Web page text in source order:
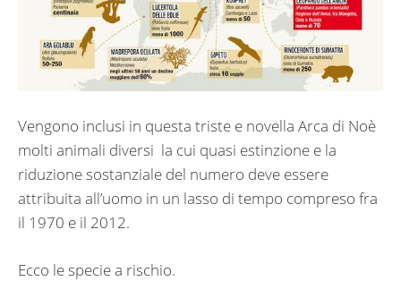
Vengono inclusi in questa triste e novella Arca di Noè
molti animali diversi la cui quasi estinzione e la
riduzione sostanziale del numero deve essere
attribuita all’uomo in un lasso di tempo compreso fra
il 1970 e il 2012.
Ecco le specie a rischio.